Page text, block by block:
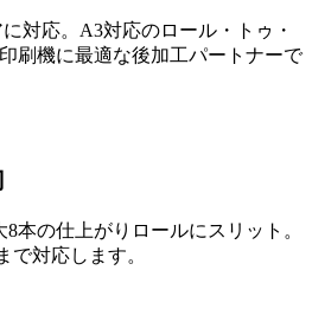
対応。A3対応のロール・トゥ・
刷機に最適な後加工パートナーで
本の仕上がりロールにスリット。
で対応します。